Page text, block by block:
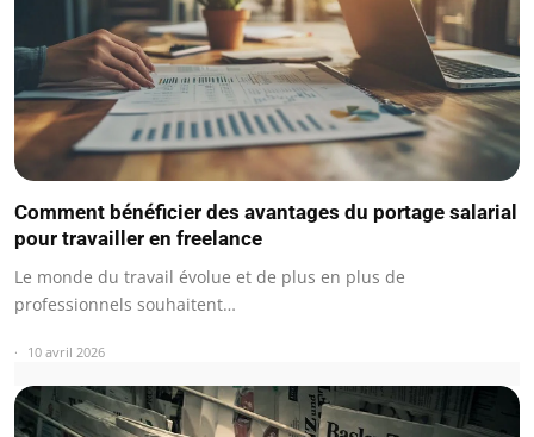
Comment bénéficier des avantages du portage salarial
pour travailler en freelance
Le monde du travail évolue et de plus en plus de
professionnels souhaitent…
10 avril 2026